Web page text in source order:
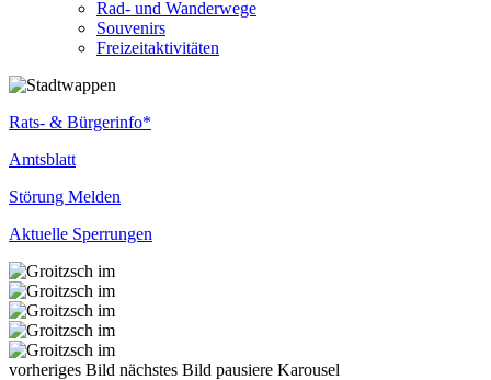
Rad- und Wanderwege
Souvenirs
Freizeitaktivitäten
Rats- & Bürgerinfo*
Amtsblatt
Störung Melden
Aktuelle Sperrungen
vorheriges Bild nächstes Bild pausiere Karousel